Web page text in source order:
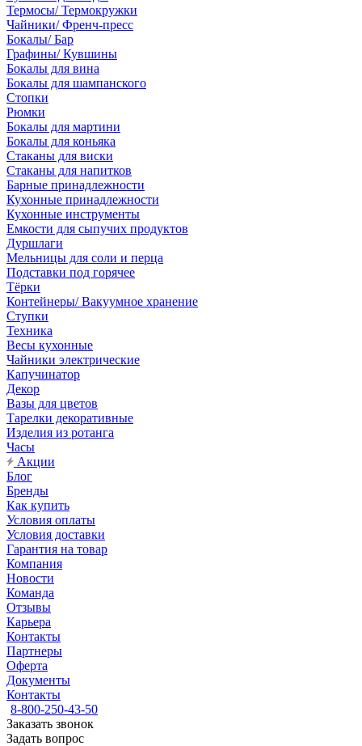
Термосы/ Термокружки
Чайники/ Френч-пресс
Бокалы/ Бар
Графины/ Кувшины
Бокалы для вина
Бокалы для шампанского
Стопки
Рюмки
Бокалы для мартини
Бокалы для коньяка
Стаканы для виски
Стаканы для напитков
Барные принадлежности
Кухонные принадлежности
Кухонные инструменты
Емкости для сыпучих продуктов
Дуршлаги
Мельницы для соли и перца
Подставки под горячее
Тёрки
Контейнеры/ Вакуумное хранение
Ступки
Техника
Весы кухонные
Чайники электрические
Капучинатор
Декор
Вазы для цветов
Тарелки декоративные
Изделия из ротанга
Часы
Акции
Блог
Бренды
Как купить
Условия оплаты
Условия доставки
Гарантия на товар
Компания
Новости
Команда
Отзывы
Карьера
Контакты
Партнеры
Оферта
Документы
Контакты
8-800-250-43-50
Заказать звонок
Задать вопрос